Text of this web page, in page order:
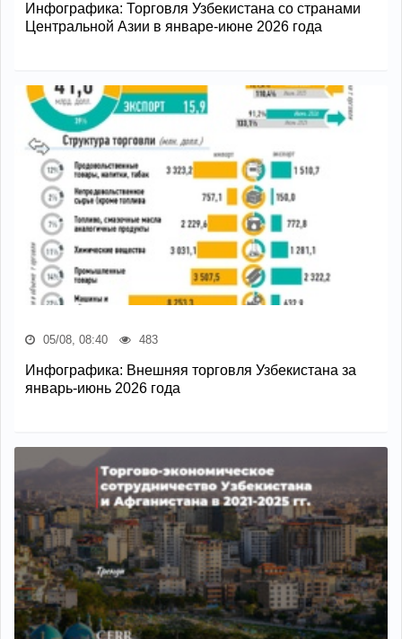
Инфографика: Торговля Узбекистана со странами
Центральной Азии в январе-июне 2026 года
05/08, 08:40 483
Инфографика: Внешняя торговля Узбекистана за
январь-июнь 2026 года